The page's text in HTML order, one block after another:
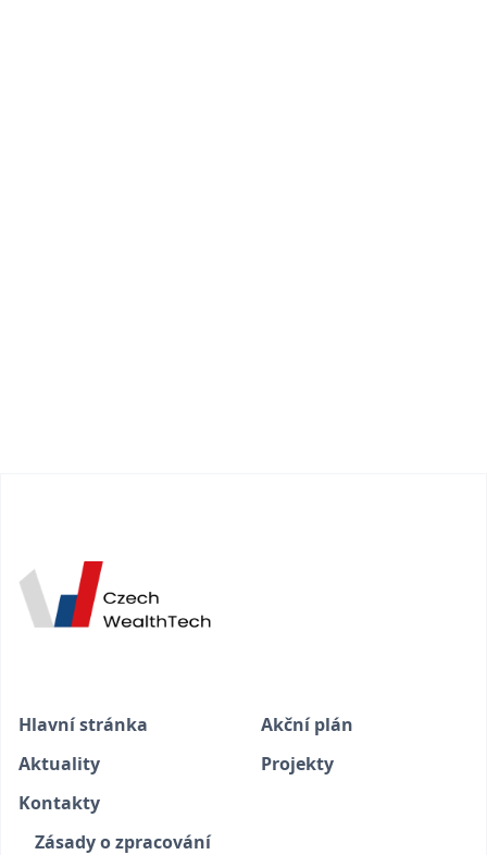
Hlavní stránka
Akční plán
Aktuality
Projekty
Kontakty
Zásady o zpracování